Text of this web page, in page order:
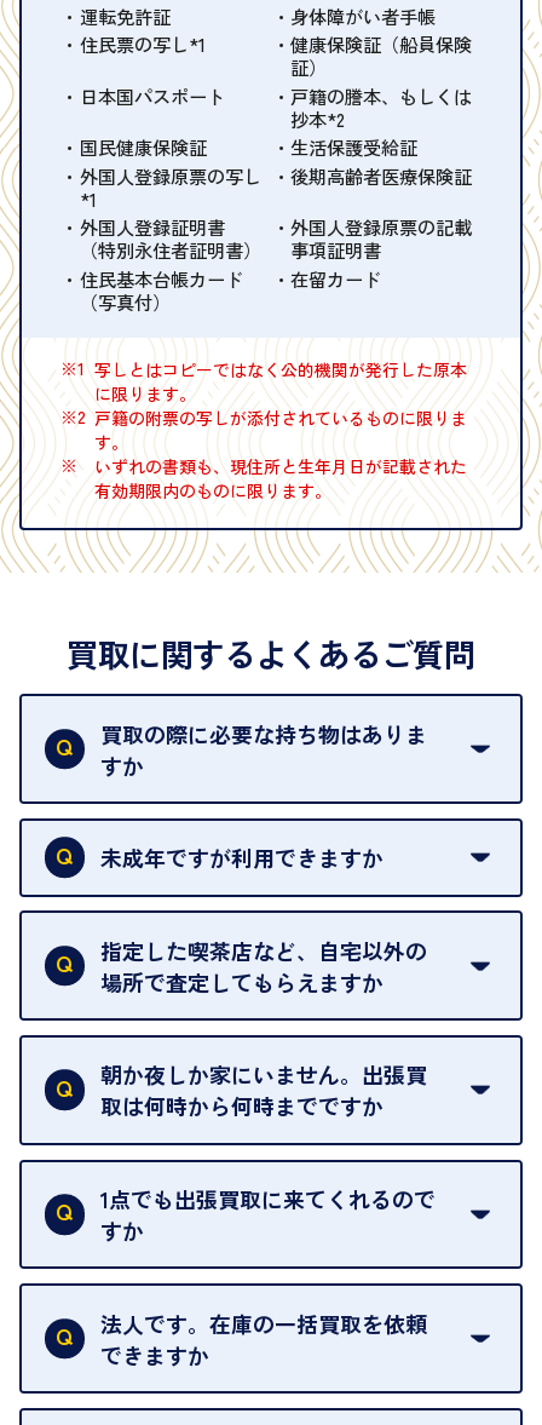
運転免許証
身体障がい者手帳
住民票の写し*1
健康保険証（船員保険
証）
日本国パスポート
戸籍の謄本、もしくは
抄本*2
国民健康保険証
生活保護受給証
外国人登録原票の写し
*1
後期高齢者医療保険証
外国人登録証明書
（特別永住者証明書）
外国人登録原票の記載
事項証明書
住民基本台帳カード
（写真付）
在留カード
※1 写しとはコピーではなく公的機関が発行した原本
に限ります。
※2 戸籍の附票の写しが添付されているものに限りま
す。
※
いずれの書類も、現住所と生年月日が記載された
有効期限内のものに限ります。
買取に関するよくあるご質問
買取の際に必要な持ち物はありま
すか
本人確認書類をご用意ください。ご利用になれる書
類はこちらをご確認ください。
未成年ですが利用できますか
18歳未満の方は、保護者の同意があってもご利用い
ただけません。
指定した喫茶店など、自宅以外の
場所で査定してもらえますか
ご自宅以外での査定はお引き受けできません。ご指
定のお店や、ほかのお客様への迷惑となることが考
えられるためです。
朝か夜しか家にいません。出張買
取は何時から何時までですか
ご訪問可能時間は、10時から19時です。
ただし、お品物の種類や量によっては対応させてい
ただくことがあります。
1点でも出張買取に来てくれるので
すか
はい。1点でもお伺いします。
法人です。在庫の一括買取を依頼
できますか
はい。喜んで承ります。出張買取をご利用くださ